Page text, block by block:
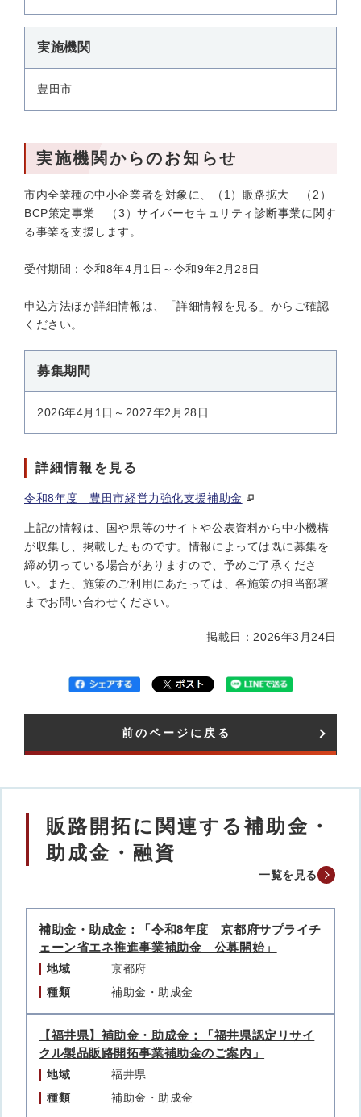
実施機関
豊田市
実施機関からのお知らせ
市内全業種の中小企業者を対象に、（1）販路拡大 （2）
BCP策定事業 （3）サイバーセキュリティ診断事業に関す
る事業を支援します。
受付期間：令和8年4月1日～令和9年2月28日
申込方法ほか詳細情報は、「詳細情報を見る」からご確認
ください。
募集期間
2026年4月1日～2027年2月28日
詳細情報を見る
令和8年度 豊田市経営力強化支援補助金
上記の情報は、国や県等のサイトや公表資料から中小機構
が収集し、掲載したものです。情報によっては既に募集を
締め切っている場合がありますので、予めご了承くださ
い。また、施策のご利用にあたっては、各施策の担当部署
までお問い合わせください。
掲載日：2026年3月24日
前のページに戻る
販路開拓に関連する補助金・
助成金・融資
一覧を見る
補助金・助成金：「令和8年度 京都府サプライチ
ェーン省エネ推進事業補助金 公募開始」
地域
京都府
種類
補助金・助成金
【福井県】補助金・助成金：「福井県認定リサイ
クル製品販路開拓事業補助金のご案内」
地域
福井県
種類
補助金・助成金